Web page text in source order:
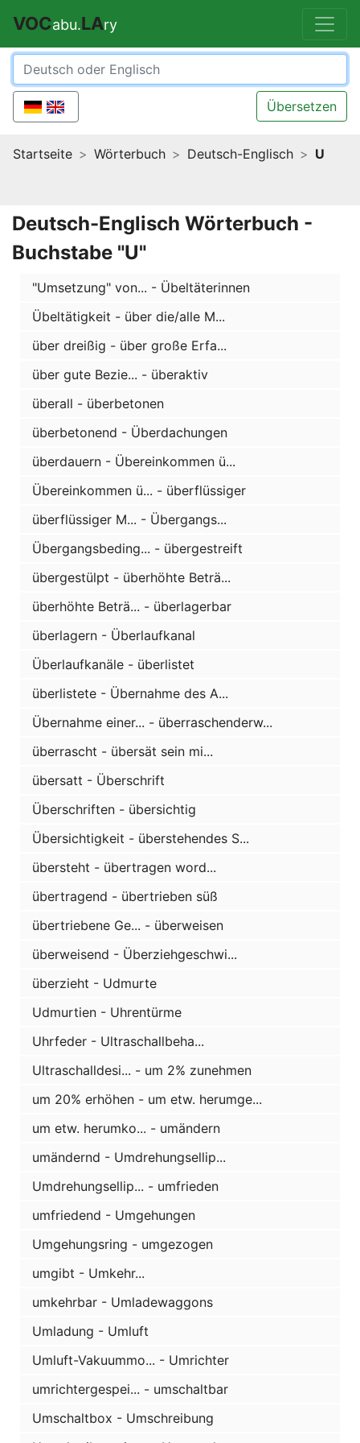
VOCabu.LAry
Übersetzen
Startseite Wörterbuch Deutsch-Englisch U
Deutsch-Englisch Wörterbuch -
Buchstabe "U"
"Umsetzung" von... - Übeltäterinnen
Übeltätigkeit - über die/alle M...
über dreißig - über große Erfa...
über gute Bezie... - überaktiv
überall - überbetonen
überbetonend - Überdachungen
überdauern - Übereinkommen ü...
Übereinkommen ü... - überflüssiger
überflüssiger M... - Übergangs...
Übergangsbeding... - übergestreift
übergestülpt - überhöhte Beträ...
überhöhte Beträ... - überlagerbar
überlagern - Überlaufkanal
Überlaufkanäle - überlistet
überlistete - Übernahme des A...
Übernahme einer... - überraschenderw...
überrascht - übersät sein mi...
übersatt - Überschrift
Überschriften - übersichtig
Übersichtigkeit - überstehendes S...
übersteht - übertragen word...
übertragend - übertrieben süß
übertriebene Ge... - überweisen
überweisend - Überziehgeschwi...
überzieht - Udmurte
Udmurtien - Uhrentürme
Uhrfeder - Ultraschallbeha...
Ultraschalldesi... - um 2% zunehmen
um 20% erhöhen - um etw. herumge...
um etw. herumko... - umändern
umändernd - Umdrehungsellip...
Umdrehungsellip... - umfrieden
umfriedend - Umgehungen
Umgehungsring - umgezogen
umgibt - Umkehr...
umkehrbar - Umladewaggons
Umladung - Umluft
Umluft-Vakuummo... - Umrichter
umrichtergespei... - umschaltbar
Umschaltbox - Umschreibung